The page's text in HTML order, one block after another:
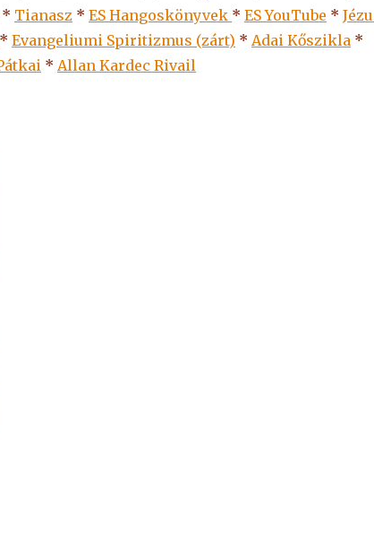
* Tianasz * ES Hangoskönyvek * ESYouTube *
* Evangeliumi Spiritizmus (zárt) * Adai Kőszikla *
* Allan Kardec Rivail